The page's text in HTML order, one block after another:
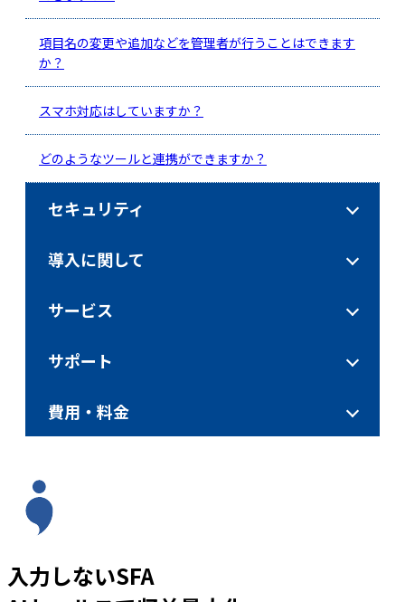
項目名の変更や追加などを管理者が行うことはできます
か？
スマホ対応はしていますか？
どのようなツールと連携ができますか？
セキュリティ
導入に関して
サービス
サポート
費用・料金
入力しないSFA